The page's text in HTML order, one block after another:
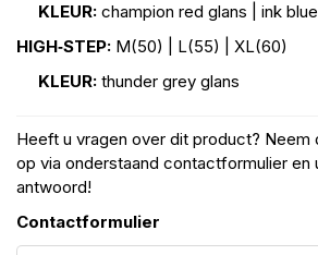
KLEUR: champion red glans | ink
HIGH‑STEP: M(50) | L(55) | XL(60)
KLEUR: thunder grey glans
Heeft u vragen over dit product? Neem
op via onderstaand contactformulier en
antwoord!
Contactformulier